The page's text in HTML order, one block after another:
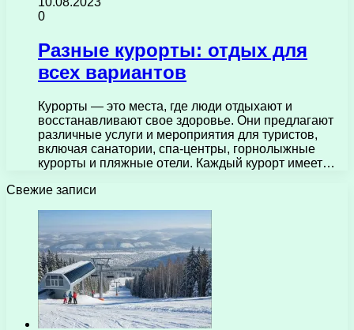
0
Разные курорты: отдых для
всех вариантов
Курорты — это места, где люди отдыхают и
восстанавливают свое здоровье. Они предлагают
различные услуги и мероприятия для туристов,
включая санатории, спа-центры, горнолыжные
курорты и пляжные отели. Каждый курорт имеет…
Свежие записи